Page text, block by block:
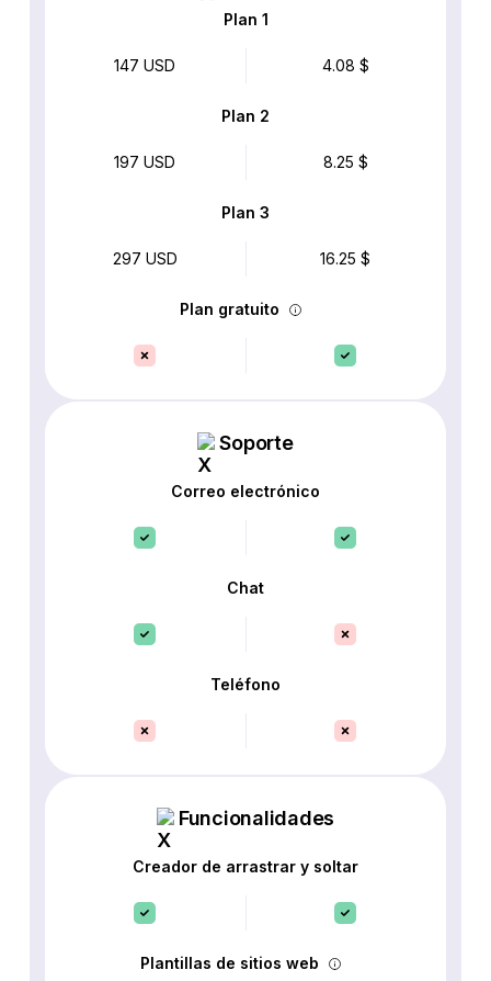
Plan 1
147 USD 4.08 $
Plan 2
197 USD 8.25 $
Plan 3
297 USD 16.25 $
Plan gratuito
Soporte
Correo electrónico
Chat
Teléfono
Funcionalidades
Creador de arrastrar y soltar
Plantillas de sitios web